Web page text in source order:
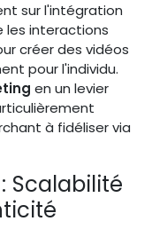
sur l'intégration
les interactions
créer des vidéos
pour l'individu.
en un levier
à fidéliser via
Scalabilité